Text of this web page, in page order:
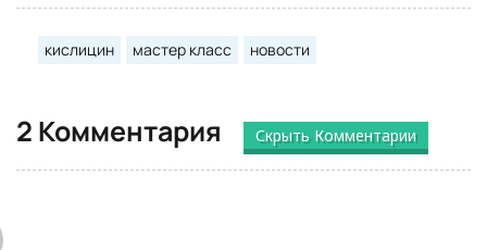
кислицин мастер класс новости
2 Комментария Скрыть Комментарии